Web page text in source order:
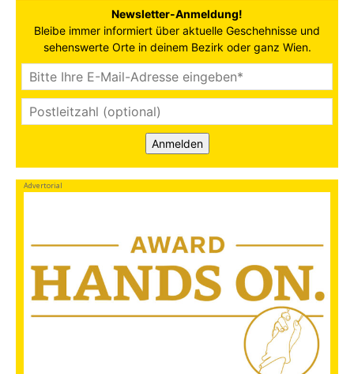
Newsletter-Anmeldung!
Bleibe immer informiert über aktuelle Geschehnisse und
sehenswerte Orte in deinem Bezirk oder ganz Wien.
Anmelden
Advertorial